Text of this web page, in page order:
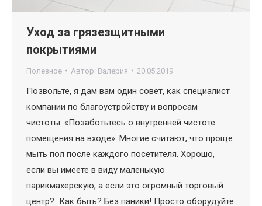
Уход за грязезщитными
покрытиями
Полезное Автор: Валерия 20.05.2019
Позвольте, я дам вам один совет, как специалист
компании по благоустройству и вопросам
чистоты: «Позаботьтесь о внутренней чистоте
помещения на входе». Многие считают, что проще
мыть пол после каждого посетителя. Хорошо,
если вы имеете в виду маленькую
парикмахерскую, а если это огромный торговый
центр? Как быть? Без паники! Просто оборудуйте